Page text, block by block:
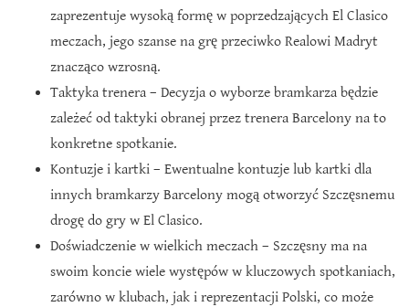
zaprezentuje wysoką formę w poprzedzających El Clasico
meczach, jego szanse na grę przeciwko Realowi Madryt
znacząco wzrosną.
Taktyka trenera – Decyzja o wyborze bramkarza będzie
zależeć od taktyki obranej przez trenera Barcelony na to
konkretne spotkanie.
Kontuzje i kartki – Ewentualne kontuzje lub kartki dla
innych bramkarzy Barcelony mogą otworzyć Szczęsnemu
drogę do gry w El Clasico.
Doświadczenie w wielkich meczach – Szczęsny ma na
swoim koncie wiele występów w kluczowych spotkaniach,
zarówno w klubach, jak i reprezentacji Polski, co może